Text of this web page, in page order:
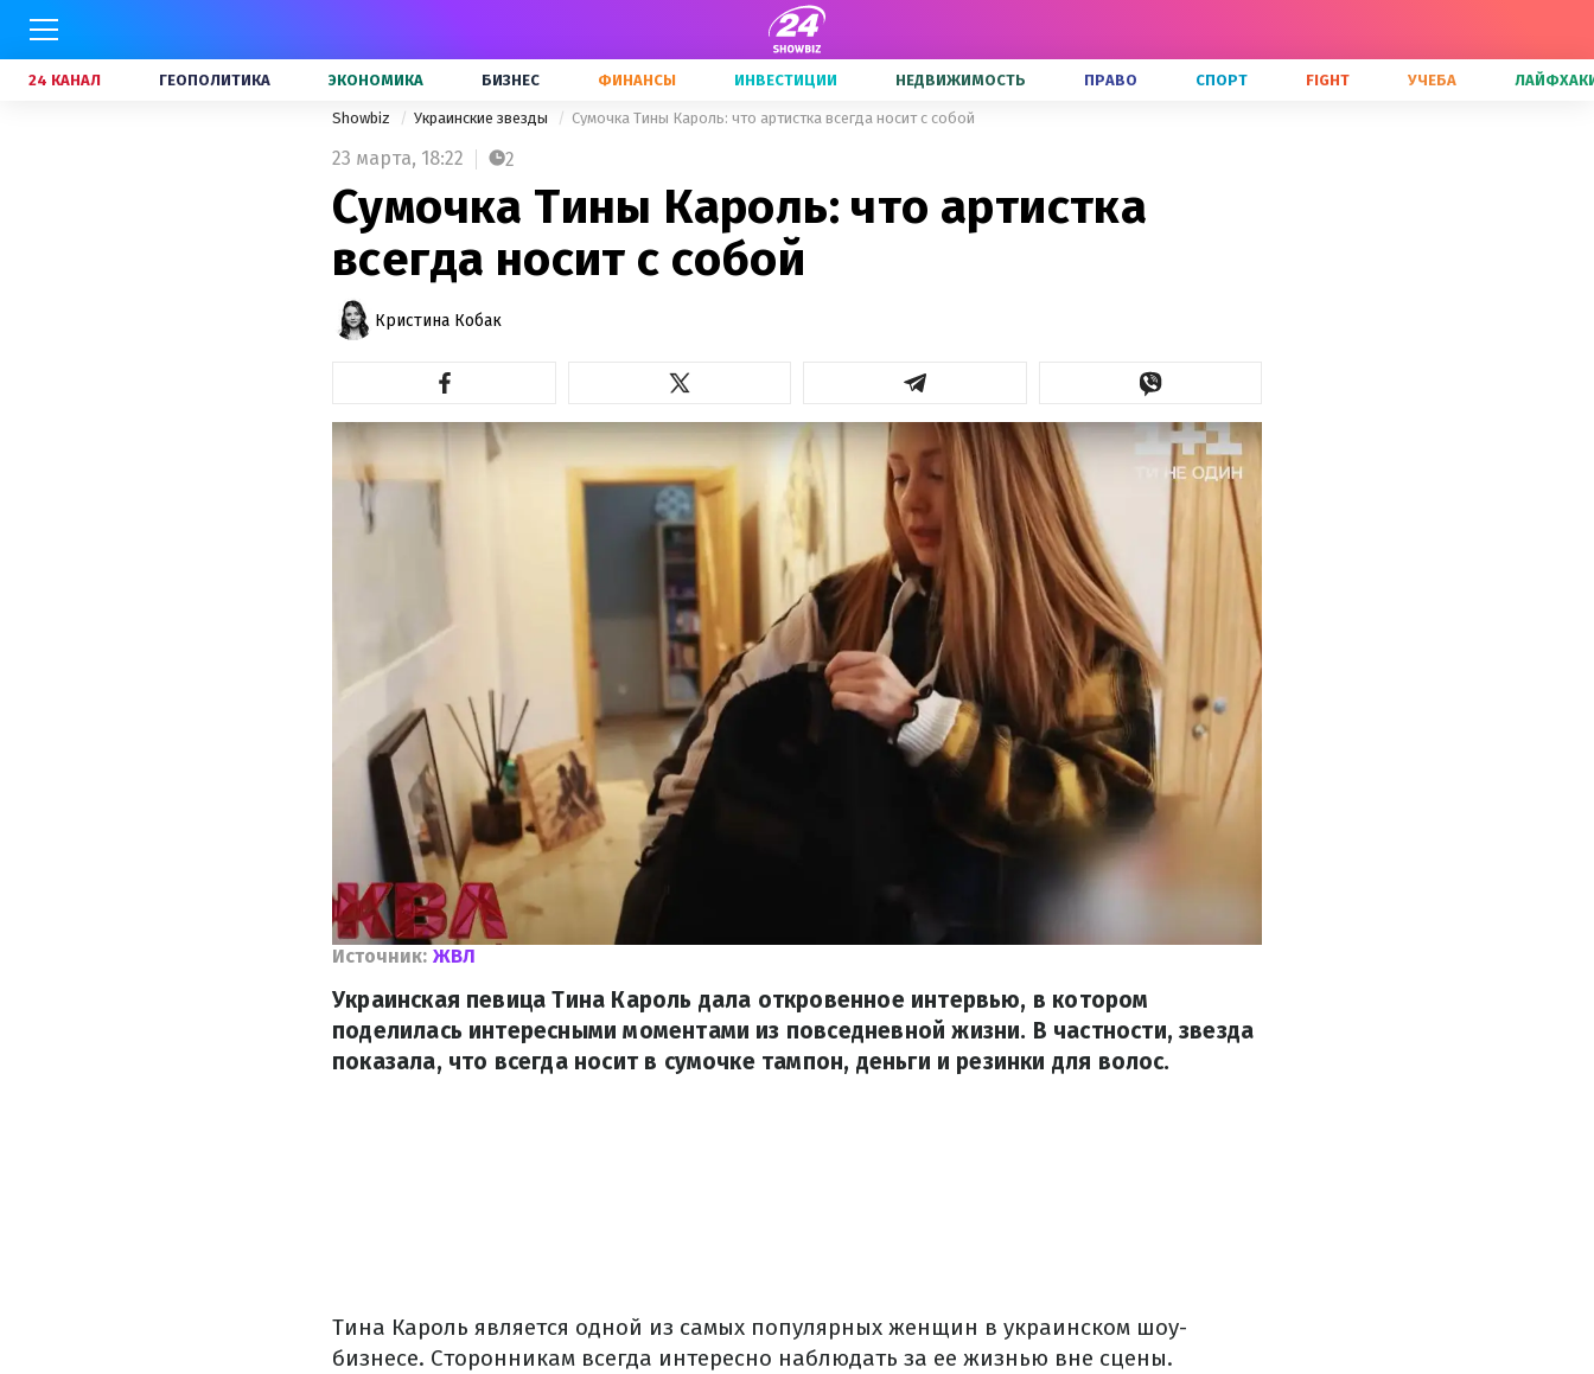
24 КАНАЛ ГЕОПОЛИТИКА ЭКОНОМИКА БИЗНЕС ФИНАНСЫ ИНВЕСТИЦИИ НЕДВИЖИМОСТЬ ПРАВО СПОРТ FIGHT УЧЕБА
Showbiz Украинские звезды Сумочка Тины Кароль: что артистка всегда носит с собой
23 марта, 18:22 2
Сумочка Тины Кароль: что артистка
всегда носит с собой
Кристина Кобак
Источник: ЖВЛ
Украинская певица Тина Кароль дала откровенное интервью, в котором
поделилась интересными моментами из повседневной жизни. В частности, звезда
показала, что всегда носит в сумочке тампон, деньги и резинки для волос.
Тина Кароль является одной из самых популярных женщин в украинском шоу-
бизнесе. Сторонникам всегда интересно наблюдать за ее жизнью вне сцены.